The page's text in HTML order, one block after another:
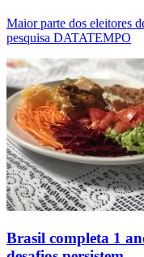
Maior parte dos eleitores
pesquisa DATATEMPO
Brasil completa 1